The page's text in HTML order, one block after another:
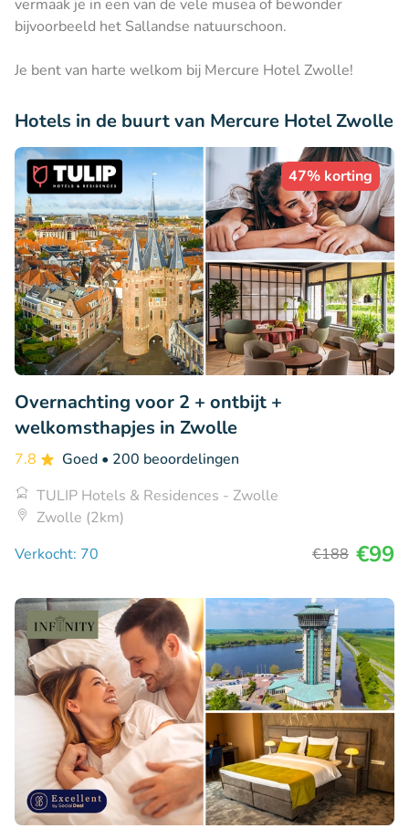
vermaak je in een van de vele musea of bewonder
bijvoorbeeld het Sallandse natuurschoon.
Je bent van harte welkom bij Mercure Hotel Zwolle!
Hotels in de buurt van Mercure Hotel Zwolle
47% korting
Overnachting voor 2 + ontbijt +
welkomsthapjes in Zwolle
7.8 Goed • 200 beoordelingen
TULIP Hotels & Residences - Zwolle
Zwolle (2km)
Verkocht: 70
€188 €99